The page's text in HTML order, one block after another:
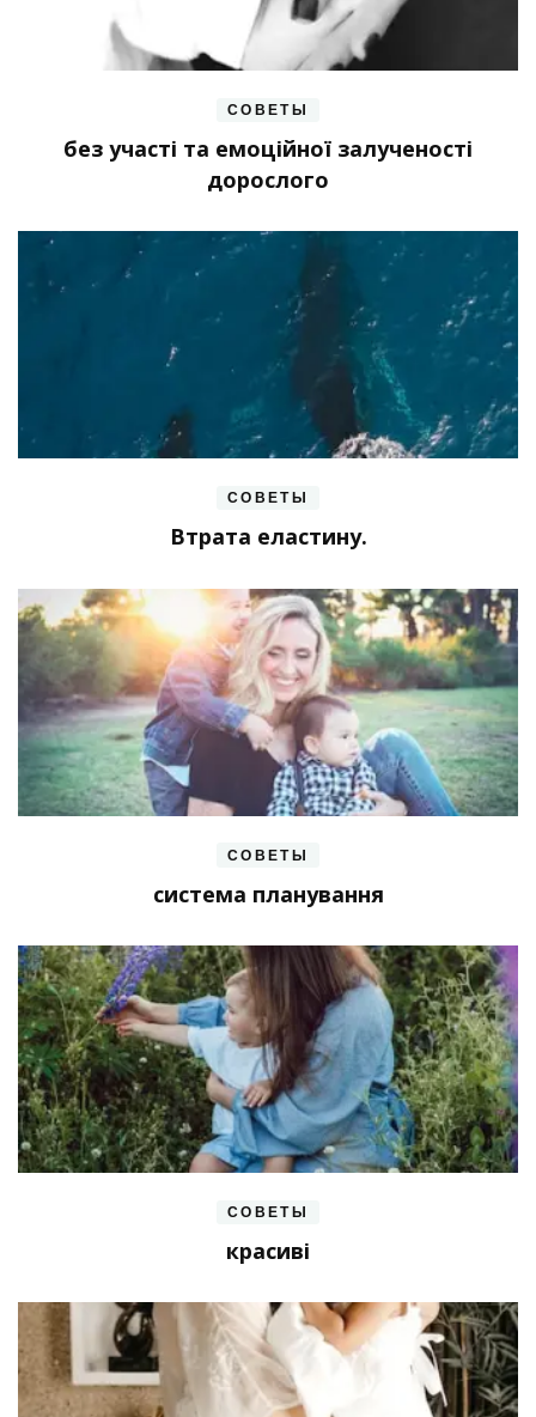
СОВЕТЫ
без участі та емоційної залученості
дорослого
СОВЕТЫ
Втрата еластину.
СОВЕТЫ
система планування
СОВЕТЫ
красиві